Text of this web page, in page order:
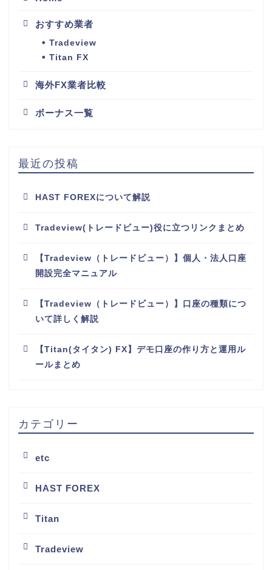
おすすめ業者
Tradeview
Titan FX
海外FX業者比較
ボーナス一覧
最近の投稿
HAST FOREXについて解説
Tradeview(トレードビュー)役に立つリンクまとめ
【Tradeview（トレードビュー）】個人・法人口座
開設完全マニュアル
【Tradeview（トレードビュー）】口座の種類につ
いて詳しく解説
【Titan(タイタン) FX】デモ口座の作り方と運用ル
ールまとめ
カテゴリー
etc
HAST FOREX
Titan
Tradeview